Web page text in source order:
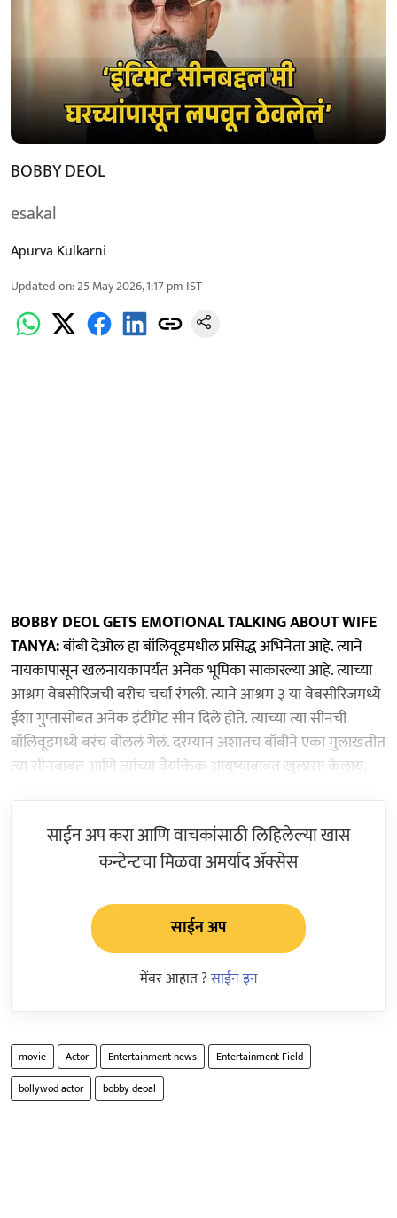
BOBBY DEOL
esakal
Apurva Kulkarni
Updated on:25 May 2026, 1:17 pm IST
BOBBY DEOL GETS EMOTIONAL TALKING ABOUT WIFE
TANYA:बॉबी देओल हा बॉलिवूडमधील प्रसिद्ध अभिनेता आहे. त्याने
नायकापासून खलनायकापर्यंत अनेक भूमिका साकारल्या आहे. त्याच्या
आश्रम वेबसीरिजची बरीच चर्चा रंगली. त्याने आश्रम ३ या वेबसीरिजमध्ये
ईशा गुप्तासोबत अनेक इंटीमेट सीन दिले होते. त्याच्या त्या सीनची
बॉलिवूडमध्ये बरंच बोललं गेलं. दरम्यान अशातच बॉबीने एका मुलाखतीत
त्या सीनबाबत आणि त्यांच्या वैयक्तिक आयुष्याबाबत खुलासा केलाय.
साईन अप करा आणि वाचकांसाठी लिहिलेल्या खास
कन्टेन्टचा मिळवा अमर्याद ॲक्सेस
साईन अप
मेंबर आहात ?साईन इन
movie Actor Entertainment news
Entertainment Field
bollywod actor
bobby deoal